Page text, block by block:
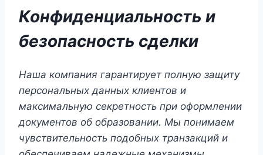
Конфиденциальность и
безопасность сделки
Наша компания гарантирует полную защиту
персональных данных клиентов и
максимальную секретность при оформлении
документов об образовании. Мы понимаем
чувствительность подобных транзакций и